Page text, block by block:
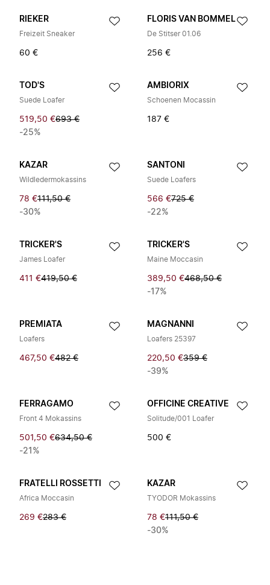
RIEKER
Freizeit Sneaker
60 €
FLORIS VAN BOMMEL
De Stitser 01.06
256 €
TOD'S
Suede Loafer
519,50 €693 €
-25%
AMBIORIX
Schoenen Mocassin
187 €
KAZAR
Wildledermokassins
78 €111,50 €
-30%
SANTONI
Suede Loafers
566 €725 €
-22%
TRICKER'S
James Loafer
411 €419,50 €
TRICKER'S
Maine Moccasin
389,50 €468,50 €
-17%
PREMIATA
Loafers
467,50 €482 €
MAGNANNI
Loafers 25397
220,50 €359 €
-39%
FERRAGAMO
Front 4 Mokassins
501,50 €634,50 €
-21%
OFFICINE CREATIVE
Solitude/001 Loafer
500 €
FRATELLI ROSSETTI
Africa Moccasin
269 €283 €
KAZAR
TYODOR Mokassins
78 €111,50 €
-30%